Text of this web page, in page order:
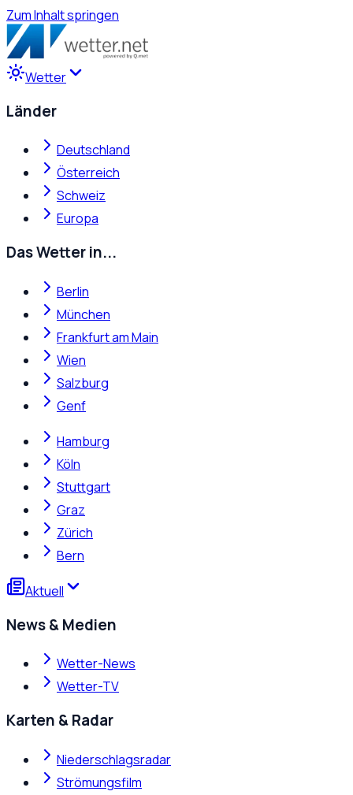
Zum Inhalt springen
Wetter
Länder
Deutschland
Österreich
Schweiz
Europa
Das Wetter in...
Berlin
München
Frankfurt am Main
Wien
Salzburg
Genf
Hamburg
Köln
Stuttgart
Graz
Zürich
Bern
Aktuell
News & Medien
Wetter-News
Wetter-TV
Karten & Radar
Niederschlagsradar
Strömungsfilm